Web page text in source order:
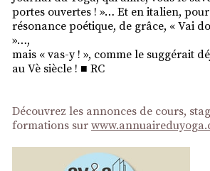
portes ouvertes ! »… Et en italien,
résonance poétique, de grâce, « Vai
»…,
mais « vas-y ! », comme le suggérait
au Vè siècle ! ■ RC
Découvrez les annonces de cours,
formations sur